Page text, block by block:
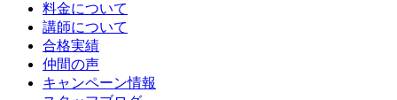
料金について
講師について
合格実績
仲間の声
キャンペーン情報